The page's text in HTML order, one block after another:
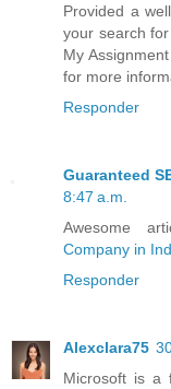
Provided a
your search for
My
for more
Responder
Guaranteed
8:47 a.m.
Awesome
Company in
Responder
Alexclara75
Microsoft is a